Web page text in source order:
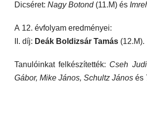
Dicséret: Nagy Botond (11.M) és
A 12. évfolyam eredményei:
II. díj: Deák Boldizsár Tamás (12.M).
Tanulóinkat felkészítették: Cseh
Gábor, Mike János, Schultz János és